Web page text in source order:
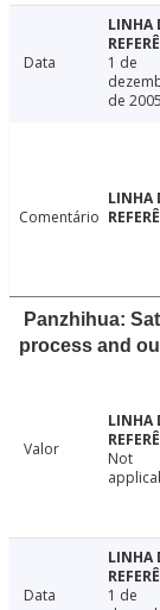
Data
1 de
de 2005
Comentário
Panzhihua:
process and
Valor
Not
Data
1 de